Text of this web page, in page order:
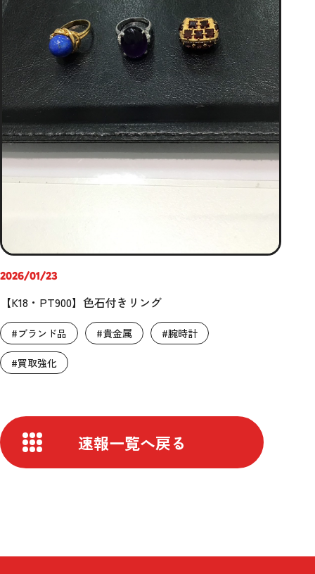
2026/01/23
【K18・PT900】色石付きリング
#ブランド品 #貴金属 #腕時計
#買取強化
速報一覧へ戻る